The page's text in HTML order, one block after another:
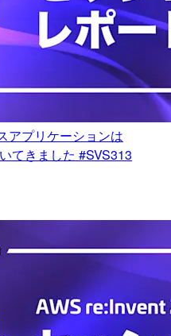
アプリケーションは
てきました #SVS313